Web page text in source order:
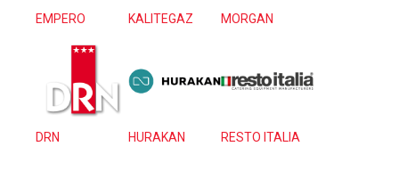
EMPERO KALITEGAZ MORGAN
DRN HURAKAN RESTO ITALIA